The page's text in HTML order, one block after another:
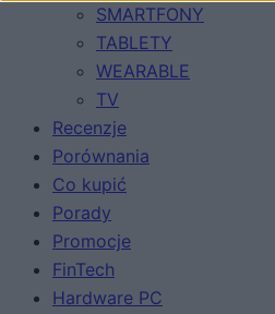
SMARTFONY
TABLETY
WEARABLE
TV
Recenzje
Porównania
Co kupić
Porady
Promocje
FinTech
Hardware PC